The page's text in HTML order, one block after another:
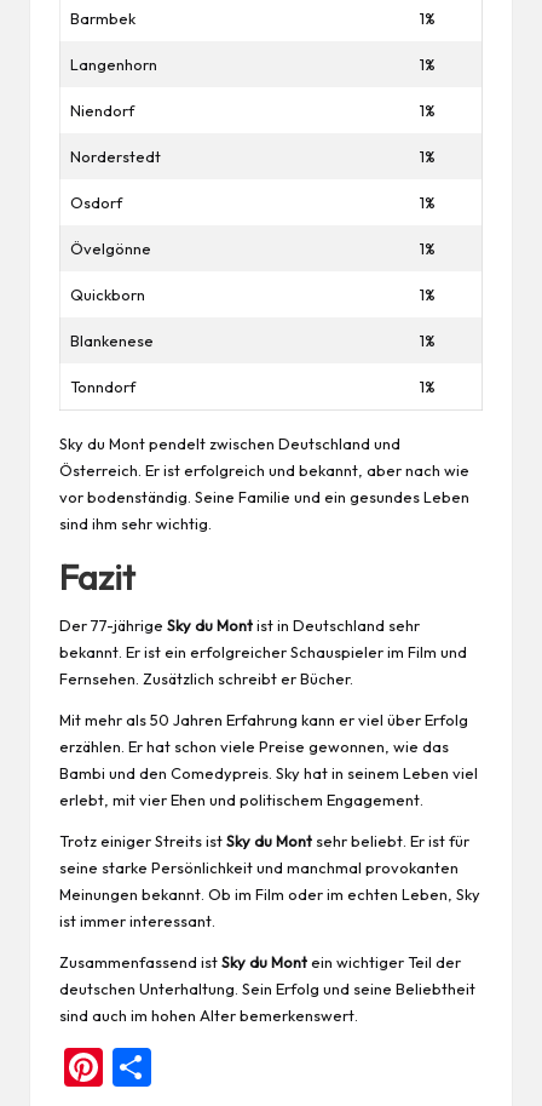
Barmbek 1%
Langenhorn 1%
Niendorf 1%
Norderstedt 1%
Osdorf 1%
Övelgönne 1%
Quickborn 1%
Blankenese 1%
Tonndorf 1%
Sky du Mont pendelt zwischen Deutschland und
Österreich. Er ist erfolgreich und bekannt, aber nach wie
vor bodenständig. Seine Familie und ein gesundes Leben
sind ihm sehr wichtig.
Fazit
Der 77-jährige Sky du Montist in Deutschland sehr
bekannt. Er ist ein erfolgreicher Schauspieler im Film und
Fernsehen. Zusätzlich schreibt er Bücher.
Mit mehr als 50 Jahren Erfahrung kann er viel über Erfolg
erzählen. Er hat schon viele Preise gewonnen, wie das
Bambi und den Comedypreis. Sky hat in seinem Leben viel
erlebt, mit vier Ehen und politischem Engagement.
Trotz einiger Streits istSky du Mont sehr beliebt. Er ist für
seine starke Persönlichkeit und manchmal provokanten
Meinungen bekannt. Ob im Film oder im echten Leben, Sky
ist immer interessant.
Zusammenfassend istSky du Montein wichtiger Teil der
deutschen Unterhaltung. Sein Erfolg und seine Beliebtheit
sind auch im hohen Alter bemerkenswert.
Pi